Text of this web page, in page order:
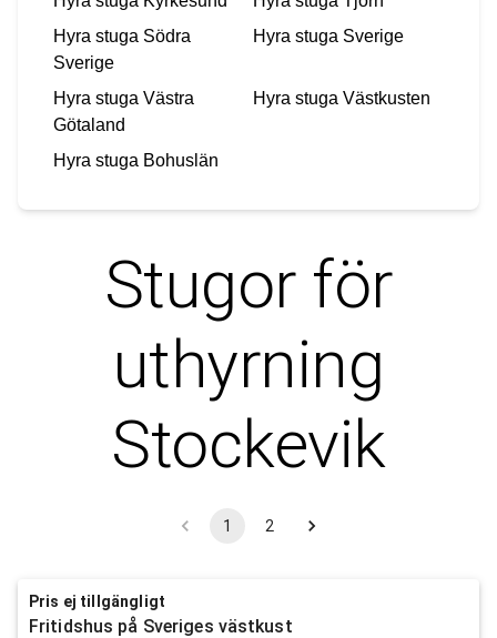
Hyra stuga Södra
Sverige
Hyra stuga Sverige
Hyra stuga Västra
Götaland
Hyra stuga Västkusten
Hyra stuga Bohuslän
Stugor för
uthyrning
Stockevik
1 2
Pris ej tillgängligt
Fritidshus på Sveriges västkust